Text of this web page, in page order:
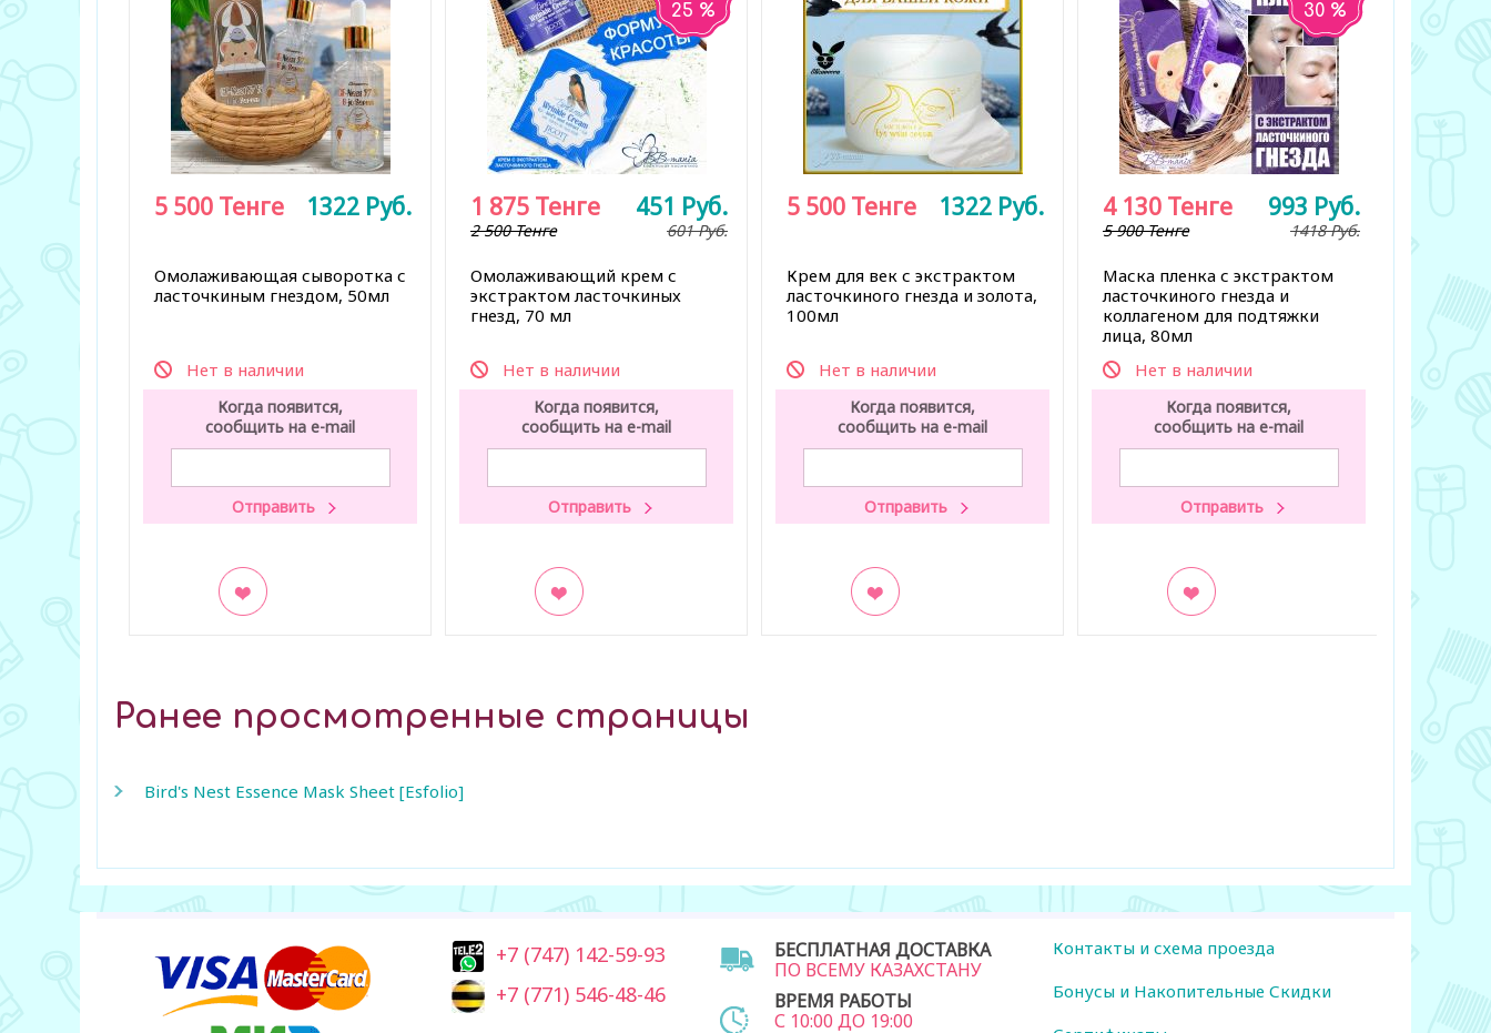
Омолаживающая сыворотка с
ласточкиным гнездом, 50мл
Нет в наличии
5 500 Тенге 1322 Руб.
Когда появится,
сообщить на e-mail
25 %
Омолаживающий крем с
экстрактом ласточкиных
гнезд, 70 мл
Нет в наличии
1 875 Тенге 451 Руб.
2 500 Тенге 601Руб.
Когда появится,
сообщить на e-mail
Крем для век с экстрактом
ласточкиного гнезда и золота,
100мл
Нет в наличии
5 500 Тенге 1322 Руб.
Когда появится,
сообщить на e-mail
30 %
Маска пленка с экстрактом
ласточкиного гнезда и
коллагеном для подтяжки
лица, 80мл
Нет в наличии
4 130 Тенге 993 Руб.
5 900 Тенге 1418Руб.
Когда появится,
сообщить на e-mail
Ранее просмотренные страницы
Bird's Nest Essence Mask Sheet [Esfolio]
+7 (747) 142-59-93
+7 (771) 546-48-46
БЕСПЛАТНАЯ ДОСТАВКА
ПО ВСЕМУ КАЗАХСТАНУ
ВРЕМЯ РАБОТЫ
С 10:00 ДО 19:00
Контакты и схема проезда
Бонусы и Накопительные Скидки